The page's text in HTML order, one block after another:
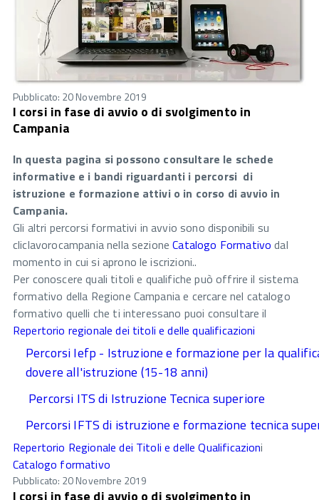
Pubblicato: 20 Novembre 2019
I corsi in fase di avvio o di svolgimento in
Campania
In questa pagina si possono consultare le schede
informative e i bandi riguardanti i percorsi di
istruzione e formazione attivi o in corso di avvio in
Campania.
Gli altri percorsi formativi in avvio sono disponibili su
cliclavorocampania nella sezioneCatalogo Formativo dal
momento in cui si aprono le iscrizioni..
Per conoscere quali titoli e qualifiche può offrire il sistema
formativo della Regione Campania e cercare nel catalogo
formativo quelli che ti interessano puoi consultare il
Repertorio regionale dei titoli e delle qualificazioni
Percorsi Iefp - Istruzione e formazione per la
dovere all'istruzione (15-18 anni)
Percorsi ITS di Istruzione Tecnica superiore
Percorsi IFTS di istruzione e formazione tecnica
Repertorio Regionale dei Titoli e delle Qualificazioni
Catalogo formativo
Pubblicato: 20 Novembre 2019